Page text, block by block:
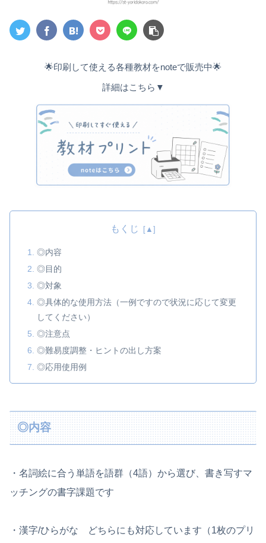
🌟印刷して使える各種教材をnoteで販売中🌟
詳細はこちら▼
もくじ
◎内容
◎目的
◎対象
◎具体的な使用方法（一例ですので状況に応じて変更
してください）
◎注意点
◎難易度調整・ヒントの出し方案
◎応用使用例
◎内容
・名詞絵に合う単語を語群（4語）から選び、書き写すマ
ッチングの書字課題です
・漢字/ひらがな どちらにも対応しています（1枚のプリ